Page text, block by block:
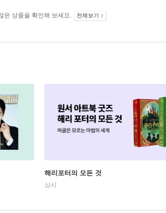
은 상품을 확인해 보세요. 전체보기
해리포터의 모든 것
상시